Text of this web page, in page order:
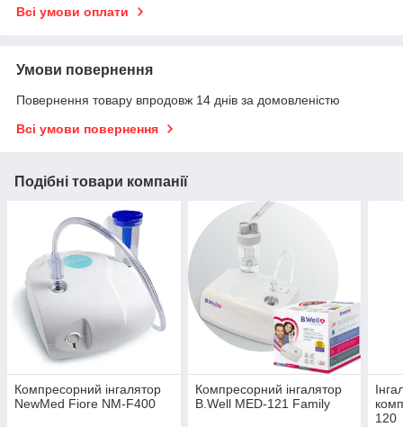
Всі умови оплати
Умови повернення
Повернення товару впродовж 14 днів за домовленістю
Всі умови повернення
Подібні товари компанії
Компресорний інгалятор
NewMed Fiore NM-F400
Компресорний інгалятор
B.Well MED-121 Family
120